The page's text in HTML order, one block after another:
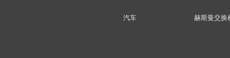
赫斯曼交换
汽车